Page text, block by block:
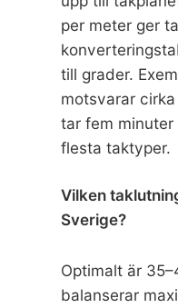
per meter ger
till grader.
motsvarar
tar fem
flesta taktyper.
Vilken
Sverige?
Optimalt är
balanserar